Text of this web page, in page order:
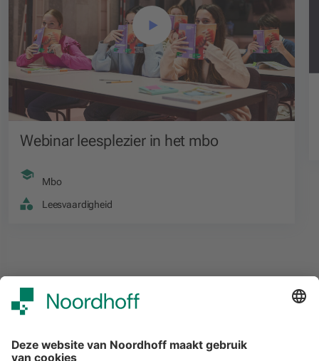
Webinar leesplezier in het mbo
Mbo
Leesvaardigheid